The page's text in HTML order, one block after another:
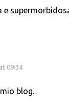
e
09:34
blog.